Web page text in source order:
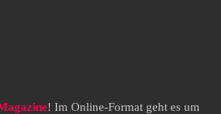
! Im Online-Format geht es um